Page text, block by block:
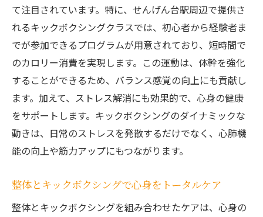
て注目されています。特に、せんげん台駅周辺で提供さ
れるキックボクシングクラスでは、初心者から経験者ま
でが参加できるプログラムが用意されており、短時間で
のカロリー消費を実現します。この運動は、体幹を強化
することができるため、バランス感覚の向上にも貢献し
ます。加えて、ストレス解消にも効果的で、心身の健康
をサポートします。キックボクシングのダイナミックな
動きは、日常のストレスを発散するだけでなく、心肺機
能の向上や筋力アップにもつながります。
整体とキックボクシングで心身をトータルケア
整体とキックボクシングを組み合わせたケアは、心身の